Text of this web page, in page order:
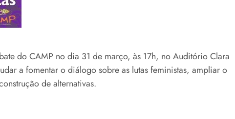
do CAMP no dia 31 de março, às 17h, no Auditório Clara
a fomentar o diálogo sobre as lutas feministas, ampliar o
de alternativas.